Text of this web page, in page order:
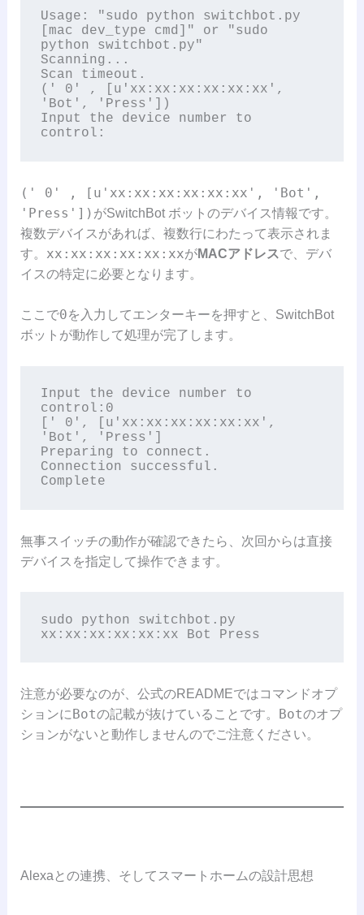
Usage: "sudo python switchbot.py
[mac dev_type cmd]" or "sudo
python switchbot.py"
Scanning...
Scan timeout.
(' 0' , [u'xx:xx:xx:xx:xx:xx',
'Bot', 'Press'])
Input the device number to
control:
(' 0' , [u'xx:xx:xx:xx:xx:xx', 'Bot',
'Press']) がSwitchBot ボットのデバイス情報です。
複数デバイスがあれば、複数行にわたって表示されま
す。 xx:xx:xx:xx:xx:xxがMACアドレスで、デバ
イスの特定に必要となります。
ここで0を入力してエンターキーを押すと、SwitchBot
ボットが動作して処理が完了します。
Input the device number to
control:0
[' 0', [u'xx:xx:xx:xx:xx:xx',
'Bot', 'Press']
Preparing to connect.
Connection successful.
Complete
無事スイッチの動作が確認できたら、次回からは直接
デバイスを指定して操作できます。
sudo python switchbot.py
xx:xx:xx:xx:xx:xx Bot Press
注意が必要なのが、公式のREADMEではコマンドオプ
ションにBotの記載が抜けていることです。 Botのオプ
ションがないと動作しませんのでご注意ください。
Alexaとの連携、そしてスマートホームの設計思想